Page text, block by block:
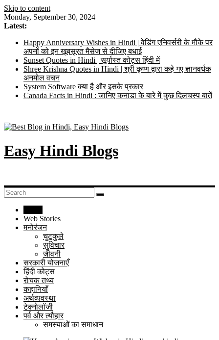
Skip to content
Monday, September 30, 2024
Latest:
Happy Anniversary Wishes in Hindi | वेडिंग एनिवर्सरी के मौके पर
अपनों को इन खूबसूरत मैसेज से दीजिए बधाई
Sunset Quotes in Hindi | सूर्यास्त कोट्स हिंदी में
Shree Krishna Quotes in Hindi | श्री कृष्ण द्वारा कहे गए ज्ञानवर्धक
अनमोल वचन
System Software क्या है और इसके प्रकार
Canada Facts in Hindi : जानिए कनाडा के बारे में कुछ दिलचस्प बातें
Easy Hindi Blogs
Web Stories
मनोरंजन
चुटकुले
सुविचार
जीवनी
सरकारी योजनाएँ
हिंदी कोट्स
रोचक तथ्य
कहानियाँ
अर्थव्यवस्था
टेक्नोलॉजी
पर्व और त्यौहार
समस्याओं का समाधान